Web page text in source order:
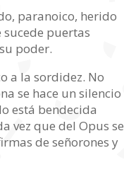
paranoico, herido
puertas
poder.
a la sordidez. No
se hace un silencio
está bendecida
vez que del Opus se
de señorones y